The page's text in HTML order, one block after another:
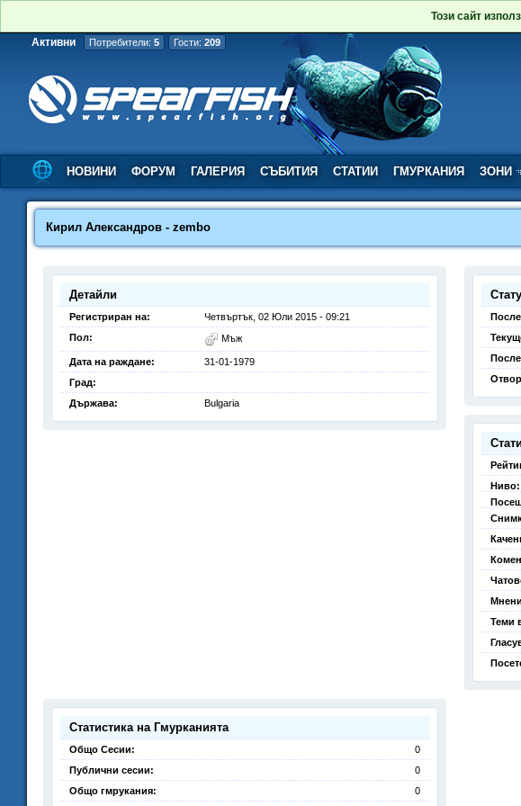
Този сайт
Активни Потребители: 5 Гости: 209
НОВИНИ ФОРУМ ГАЛЕРИЯ СЪБИТИЯ СТАТИИ ГМУРКАНИЯ ЗОНИ
Кирил Александров - zembo
Детайли
Регистриран на:
Четвъртък, 02 Юли 2015 - 09:21
Пол:
Мъж
Дата на раждане:
31-01-1979
Град:
Държава:
Bulgaria
Ниво:
Теми
Статистика на Гмурканията
Общо Сесии:
0
Публични сесии:
0
Общо гмрукания:
0